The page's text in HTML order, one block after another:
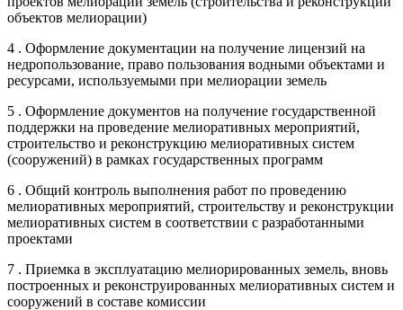
объектов мелиорации)
4 . Оформление документации на получение лицензий на
недропользование, право пользования водными объектами и
ресурсами, используемыми при мелиорации земель
5 . Оформление документов на получение государственной
поддержки на проведение мелиоративных мероприятий,
строительство и реконструкцию мелиоративных систем
(сооружений) в рамках государственных программ
6 . Общий контроль выполнения работ по проведению
мелиоративных мероприятий, строительству и реконструкции
мелиоративных систем в соответствии с разработанными
проектами
7 . Приемка в эксплуатацию мелиорированных земель, вновь
построенных и реконструированных мелиоративных систем и
сооружений в составе комиссии